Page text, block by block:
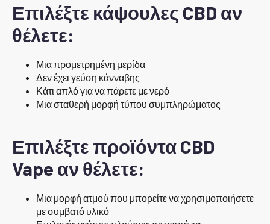
Επιλέξτε κάψουλες CBD αν
θέλετε:
Μια προμετρημένη μερίδα
Δεν έχει γεύση κάνναβης
Κάτι απλό για να πάρετε με νερό
Μια σταθερή μορφή τύπου συμπληρώματος
Επιλέξτε προϊόντα CBD
Vape αν θέλετε:
Μια μορφή ατμού που μπορείτε να χρησιμοποιήσετε
με συμβατό υλικό